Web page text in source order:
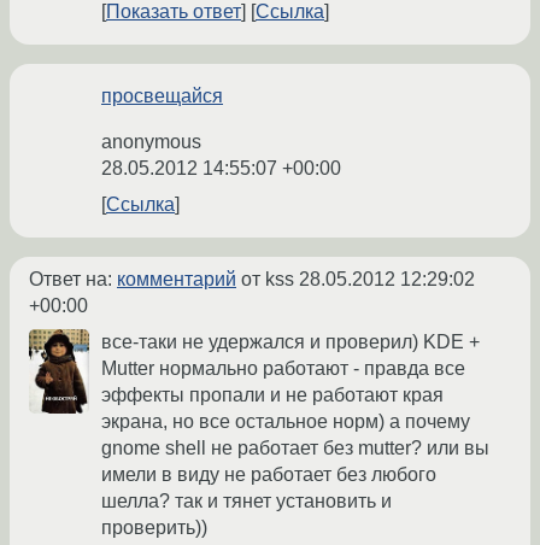
Показать ответ
Ссылка
просвещайся
anonymous
28.05.2012 14:55:07 +00:00
Ссылка
Ответ на: комментарий от kss 28.05.2012 12:29:02
+00:00
все-таки не удержался и проверил) KDE +
Mutter нормально работают - правда все
эффекты пропали и не работают края
экрана, но все остальное норм) а почему
gnome shell не работает без mutter? или вы
имели в виду не работает без любого
шелла? так и тянет установить и
проверить))